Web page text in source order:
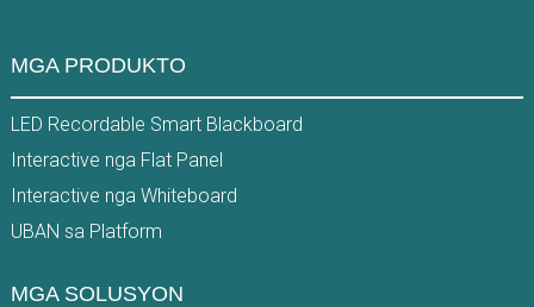
MGA PRODUKTO
LED Recordable Smart Blackboard
Interactive nga Flat Panel
Interactive nga Whiteboard
UBAN sa Platform
MGA SOLUSYON